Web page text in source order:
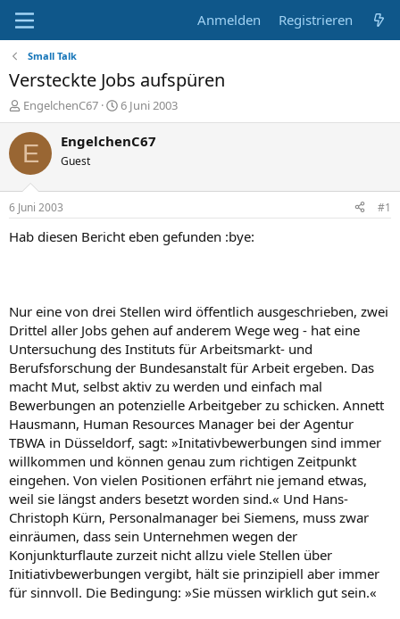
Anmelden Registrieren
Small Talk
Versteckte Jobs aufspüren
E
r
s
e
r
EngelchenC67
E
r
s
t
a
6 Juni 2003
E EngelchenC67
Guest
6 Juni 2003 #1
Hab diesen Bericht eben gefunden :bye:
Nur eine von drei Stellen wird öffentlich ausgeschrieben, zwei
Drittel aller Jobs gehen auf anderem Wege weg - hat eine
Untersuchung des Instituts für Arbeitsmarkt- und
Berufsforschung der Bundesanstalt für Arbeit ergeben. Das
macht Mut, selbst aktiv zu werden und einfach mal
Bewerbungen an potenzielle Arbeitgeber zu schicken. Annett
Hausmann, Human Resources Manager bei der Agentur
TBWA in Düsseldorf, sagt: »Initativbewerbungen sind immer
willkommen und können genau zum richtigen Zeitpunkt
eingehen. Von vielen Positionen erfährt nie jemand etwas,
weil sie längst anders besetzt worden sind.« Und Hans-
Christoph Kürn, Personalmanager bei Siemens, muss zwar
einräumen, dass sein Unternehmen wegen der
Konjunkturflaute zurzeit nicht allzu viele Stellen über
Initiativbewerbungen vergibt, hält sie prinzipiell aber immer
für sinnvoll. Die Bedingung: »Sie müssen wirklich gut sein.«